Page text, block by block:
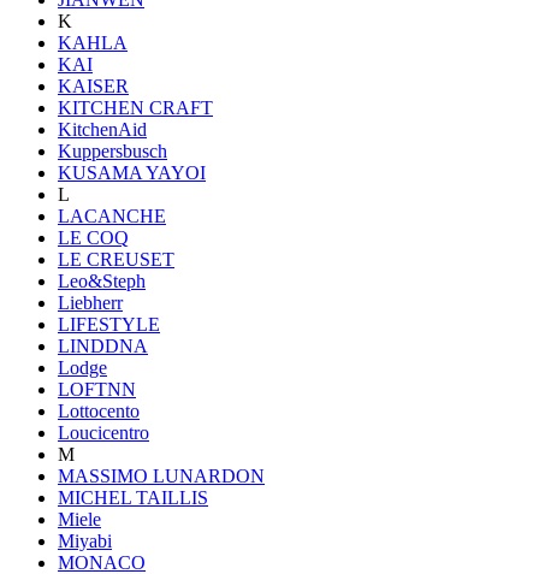
K
KAHLA
KAI
KAISER
KITCHEN CRAFT
KitchenAid
Kuppersbusch
KUSAMA YAYOI
L
LACANCHE
LE COQ
LE CREUSET
Leo&Steph
Liebherr
LIFESTYLE
LINDDNA
Lodge
LOFTNN
Lottocento
Loucicentro
M
MASSIMO LUNARDON
MICHEL TAILLIS
Miele
Miyabi
MONACO